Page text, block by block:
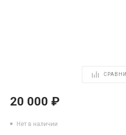
20 000 ₽
Нет в наличии